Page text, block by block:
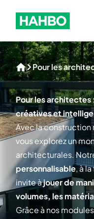
Hahbo logo
Home
Pour les
Pour les architectes
créatives et
Avec la construction
vous explorez un
architecturales.
personnalisable, à
invite àjouer de
volumes, les
Grâce à nos